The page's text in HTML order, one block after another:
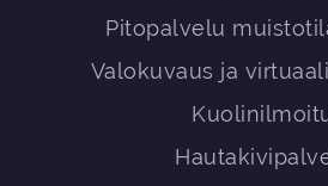
Pitopalvelu
Valokuvaus ja